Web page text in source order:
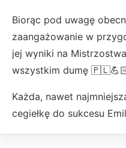
Biorąc pod uwagę
zaangażowanie w
jej wyniki na
wszystkim dumę
Każda, nawet
cegiełkę do sukcesu